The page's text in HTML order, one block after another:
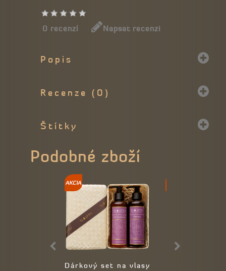
0 recenzí Napsat recenzi
Popis
Recenze (0)
Štítky
Podobné zboží
Dárkový set na vlasy